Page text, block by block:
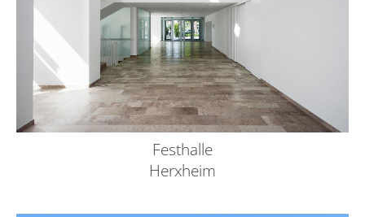
Festhalle
Herxheim